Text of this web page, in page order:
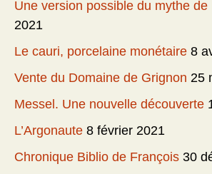
Une version possible du mythe de
2021
Le cauri, porcelaine monétaire 8
Vente du Domaine de Grignon 25
Messel. Une nouvelle découverte
L’Argonaute 8 février 2021
Chronique Biblio de François 30